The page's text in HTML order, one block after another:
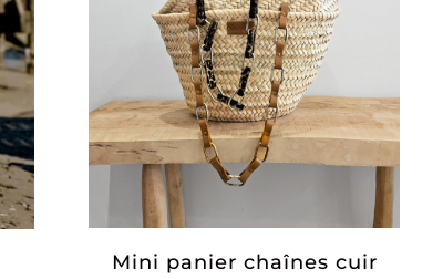
Mini panier chaînes cuir